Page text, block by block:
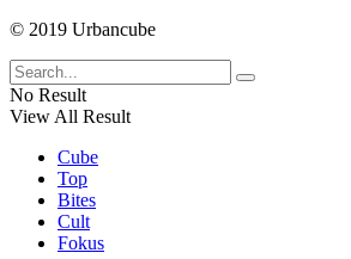
© 2019 Urbancube
No Result
View All Result
Cube
Top
Bites
Cult
Fokus